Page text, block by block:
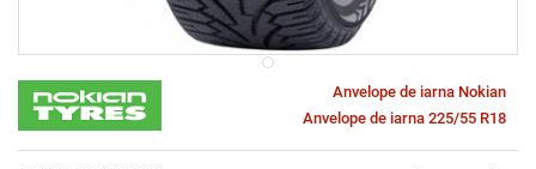
Anvelope de iarna Nokian
Anvelope de iarna 225/55 R18